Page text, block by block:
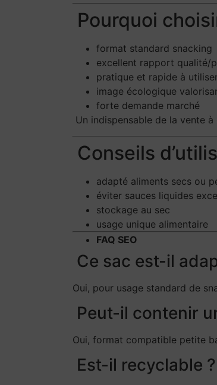
Pourquoi
format standard snacking
excellent rapport qualité/
pratique et rapide à
image écologique
forte demande marché
Un indispensable de la vente
Conseils
adapté aliments secs ou
éviter sauces liquides
stockage au sec
usage unique alimentaire
FAQ SEO
Ce sac est-il
Oui, pour usage standard de
Peut-il contenir
Oui, format compatible petite
Est-il recyclable ?